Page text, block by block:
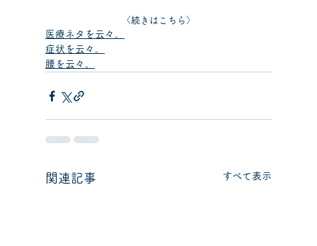
〈続きはこちら〉
医療ネタを云々。
症状を云々。
腰を云々。
関連記事 すべて表示